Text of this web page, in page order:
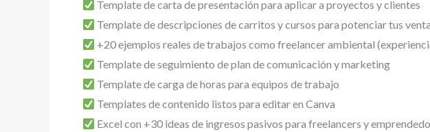
Template de carta de presentación para aplicar a proyectos y clientes
Template de descripciones de carritos y cursos para potenciar tus
+20 ejemplos reales de trabajos como freelancer ambiental
Template de seguimiento de plan de comunicación y marketing
Template de carga de horas para equipos de trabajo
Templates de contenido listos para editar en Canva
Excel con +30 ideas de ingresos pasivos para freelancers y